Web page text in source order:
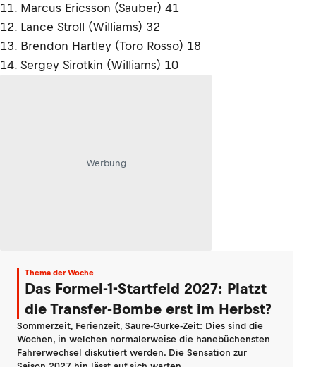
11. Marcus Ericsson (Sauber) 41
12. Lance Stroll (Williams) 32
13. Brendon Hartley (Toro Rosso) 18
14. Sergey Sirotkin (Williams) 10
Werbung
Thema der Woche
Das Formel-1-Startfeld 2027: Platzt
die Transfer-Bombe erst im Herbst?
Sommerzeit, Ferienzeit, Saure-Gurke-Zeit: Dies sind die
Wochen, in welchen normalerweise die hanebüchensten
Fahrerwechsel diskutiert werden. Die Sensation zur